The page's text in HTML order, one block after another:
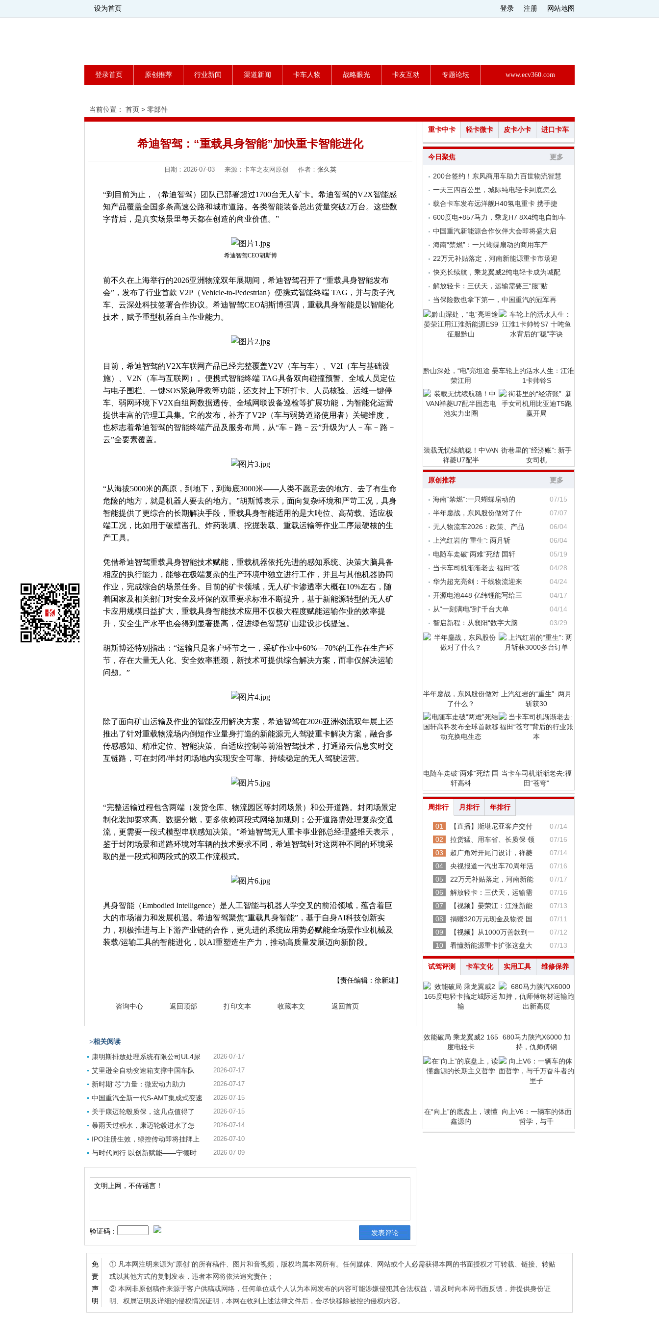
设为首页 登录 注册 网站地图
登录首页 原创推荐 行业新闻 渠道新闻 卡车人物 战略眼光 卡友互动 专题论坛 www.ecv360.com
当前位置： 首页 > 零部件
希迪智驾：“重载具身智能”加快重卡智能进化
日期：2026-07-03 来源：卡车之友网原创 作者： 张久英
“到目前为止，（希迪智驾）团队已部署超过1700台无人矿卡。希迪智驾的V2X智能感
知产品覆盖全国多条高速公路和城市道路。各类智能装备总出货量突破2万台。这些数
字背后，是真实场景里每天都在创造的商业价值。”
希迪智驾CEO胡斯博
前不久在上海举行的2026亚洲物流双年展期间，希迪智驾召开了“重载具身智能发布
会”，发布了行业首款 V2P（Vehicle-to-Pedestrian）便携式智能终端 TAG，并与质子汽
车、云深处科技签署合作协议。希迪智驾CEO胡斯博强调，重载具身智能是以智能化
技术，赋予重型机器自主作业能力。
目前，希迪智驾的V2X车联网产品已经完整覆盖V2V（车与车）、V2I（车与基础设
施）、V2N（车与互联网）。便携式智能终端 TAG具备双向碰撞预警、全域人员定位
与电子围栏、一键SOS紧急呼救等功能，还支持上下班打卡、人员核验、运维一键停
车、弱网环境下V2X自组网数据透传、全域网联设备巡检等扩展功能，为智能化运营
提供丰富的管理工具集。它的发布，补齐了V2P（车与弱势道路使用者）关键维度，
也标志着希迪智驾的智能终端产品及服务布局，从“车－路－云”升级为“人－车－路－
云”全要素覆盖。
“从海拔5000米的高原，到地下，到海底3000米——人类不愿意去的地方、去了有生命
危险的地方，就是机器人要去的地方。”胡斯博表示，面向复杂环境和严苛工况，具身
智能提供了更综合的长期解决手段，重载具身智能适用的是大吨位、高荷载、适应极
端工况，比如用于破壁凿孔、炸药装填、挖掘装载、重载运输等作业工序最硬核的生
产工具。
凭借希迪智驾重载具身智能技术赋能，重载机器依托先进的感知系统、决策大脑具备
相应的执行能力，能够在极端复杂的生产环境中独立进行工作，并且与其他机器协同
作业，完成综合的场景任务。目前的矿卡领域，无人矿卡渗透率大概在10%左右，随
着国家及相关部门对安全及环保的双重要求标准不断提升，基于新能源转型的无人矿
卡应用规模日益扩大，重载具身智能技术应用不仅极大程度赋能运输作业的效率提
升，安全生产水平也会得到显著提高，促进绿色智慧矿山建设步伐提速。
胡斯博还特别指出：“运输只是客户环节之一，采矿作业中60%—70%的工作在生产环
节，存在大量无人化、安全效率瓶颈，新技术可提供综合解决方案，而非仅解决运输
问题。”
除了面向矿山运输及作业的智能应用解决方案，希迪智驾在2026亚洲物流双年展上还
推出了针对重载物流场内倒短作业量身打造的新能源无人驾驶重卡解决方案，融合多
传感感知、精准定位、智能决策、自适应控制等前沿智驾技术，打通路云信息实时交
互链路，可在封闭/半封闭场地内实现安全可靠、持续稳定的无人驾驶运营。
“完整运输过程包含两端（发货仓库、物流园区等封闭场景）和公开道路。封闭场景定
制化装卸要求高、数据分散，更多依赖两段式网络加规则；公开道路需处理复杂交通
流，更需要一段式模型串联感知决策。”希迪智驾无人重卡事业部总经理盛维天表示，
鉴于封闭场景和道路环境对车辆的技术要求不同，希迪智驾针对这两种不同的环境采
取的是一段式和两段式的双工作流模式。
具身智能（Embodied Intelligence）是人工智能与机器人学交叉的前沿领域，蕴含着巨
大的市场潜力和发展机遇。希迪智驾聚焦“重载具身智能”，基于自身AI科技创新实
力，积极推进与上下游产业链的合作，更先进的系统应用势必赋能全场景作业机械及
装载/运输工具的智能进化，以AI重塑造生产力，推动高质量发展迈向新阶段。
【责任编辑：徐新建】
咨询中心 返回顶部 打印文本 收藏本文 返回首页
>相关阅读
康明斯排放处理系统有限公司UL4尿 2026-07-17
艾里逊全自动变速箱支撑中国车队 2026-07-17
新时期“芯”力量：微宏动力助力 2026-07-17
中国重汽全新一代S-AMT集成式变速 2026-07-15
关于康迈轮毂质保，这几点值得了 2026-07-15
暴雨天过积水，康迈轮毂进水了怎 2026-07-14
IPO注册生效，绿控传动即将挂牌上 2026-07-10
与时代同行 以创新赋能——宁德时 2026-07-09
验证码：
重卡中卡 轻卡微卡 皮卡小卡 进口卡车
今日聚焦 更多
200台签约！东风商用车助力百世物流智慧
一天三四百公里，城际纯电轻卡到底怎么
载合卡车发布远洋舰H40氢电重卡 携手捷
600度电+857马力，乘龙H7 8X4纯电自卸车
中国重汽新能源合作伙伴大会即将盛大启
海南“禁燃”：一只蝴蝶扇动的商用车产
22万元补贴落定，河南新能源重卡市场迎
快充长续航，乘龙翼威2纯电轻卡成为城配
解放轻卡：三伏天，运输需要三“服”贴
当保险数也拿下第一，中国重汽的冠军再
黔山深处，“电”亮坦途 晏
荣江用
车轮上的活水人生：江淮
1卡帅铃S
装载无忧续航稳！中VAN
祥菱U7配半
街巷里的“经济账”: 新手
女司机
原创推荐 更多
海南“禁燃”:一只蝴蝶扇动的
07/15
半年鏖战，东风股份做对了什
07/07
无人物流车2026：政策、产品
06/04
上汽红岩的“重生”: 两月斩
06/04
电随车走破“两难”死结 国轩
05/19
当卡车司机渐渐老去:福田“苍
04/28
华为超充亮剑：干线物流迎来
04/24
开源电池448 亿纬锂能写给三
04/17
从“一刻满电”到“千台大单
04/14
智启新程：从襄阳“数字大脑
03/29
半年鏖战，东风股份做对
了什么？
上汽红岩的“重生”: 两月
斩获30
电随车走破“两难”死结 国
轩高科
当卡车司机渐渐老去:福
田“苍穹”
周排行 月排行 年排行
01 【直播】斯堪尼亚客户交付
07/14
02
拉货猛、用车省、长质保 领
07/16
03
超广角对开尾门设计，祥菱
07/14
04
央视报道一汽出车70周年活
07/16
05
22万元补贴落定，河南新能
07/17
06
解放轻卡：三伏天，运输需
07/16
07
【视频】晏荣江：江淮新能
07/13
08
捐赠320万元现金及物资 国
07/11
09
【视频】从1000万善款到一
07/12
10
看懂新能源重卡扩张这盘大 07/13
试驾评测 卡车文化 实用工具 维修保养
效能破局 乘龙翼威2 165
度电轻卡
680马力陕汽X6000 加
持，仇师傅钢
在“向上”的底盘上，读懂
鑫源的
向上V6：一辆车的体面
哲学，与千
免
责
声
明
① 凡本网注明来源为"原创"的所有稿件、图片和音视频，版权均属本网所有。任何媒体、网站或个人必需获得本网的书面授权才可转载、链接、转贴
或以其他方式的复制发表，违者本网将依法追究责任；
② 本网非原创稿件来源于客户供稿或网络，任何单位或个人认为本网发布的内容可能涉嫌侵犯其合法权益，请及时向本网书面反馈，并提供身份证
明、权属证明及详细的侵权情况证明，本网在收到上述法律文件后，会尽快移除被控的侵权内容。